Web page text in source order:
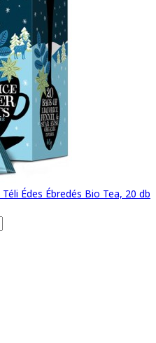
Édes Ébredés Bio Tea, 20 db